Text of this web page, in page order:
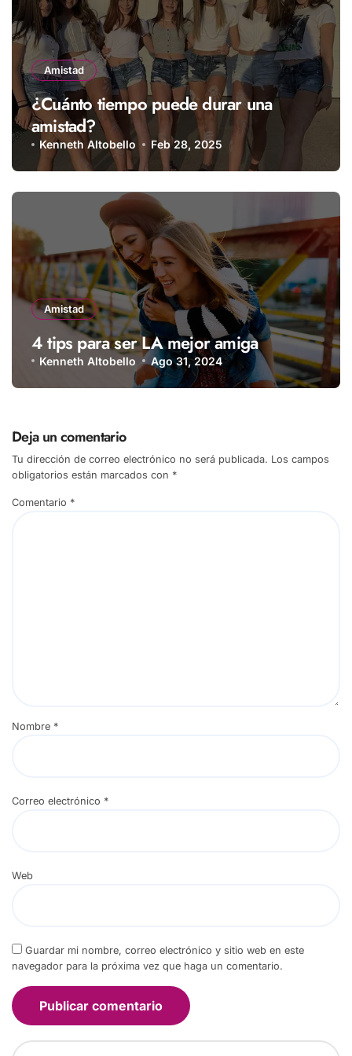
Amistad
¿Cuánto tiempo puede durar una
amistad?
Kenneth Altobello Feb 28, 2025
Amistad
4 tips para ser LA mejor amiga
Kenneth Altobello Ago 31, 2024
Deja un comentario
Tu dirección de correo electrónico no será publicada. Los campos
obligatorios están marcados con *
Comentario *
Nombre *
Correo electrónico *
Web
Guardar mi nombre, correo electrónico y sitio web en este
navegador para la próxima vez que haga un comentario.
C